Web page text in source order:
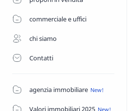
commerciale e uffici
chi siamo
Contatti
agenzia immobiliare
Valori immobiliari 2025